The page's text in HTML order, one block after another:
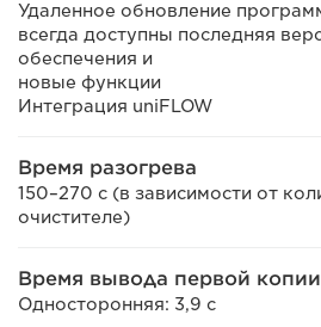
Удаленное обновление
всегда доступны последняя
обеспечения и
новые функции
Интеграция uniFLOW
Время разогрева
150–270 с (в зависимости от
очистителе)
Время вывода первой копии
Односторонняя: 3,9 с